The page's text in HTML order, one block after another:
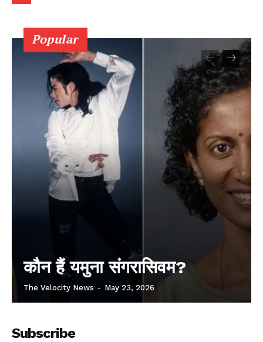
Popular
कौन हैं यमुना संगरासिवम?
The Velocity News - May 23, 2026
Subscribe